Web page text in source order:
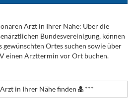
Arzt in Ihrer Nähe: Über die
Bundesvereinigung, können
gewünschten Ortes suchen sowie über
einen Arzttermin vor Ort buchen.
in Ihrer Nähe finden ***